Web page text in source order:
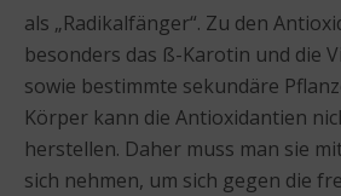
als „Radikalfänger“. Zu den
besonders das ß-Karotin und die
sowie bestimmte sekundäre
Körper kann die Antioxidantien
herstellen. Daher muss man sie
sich nehmen, um sich gegen die